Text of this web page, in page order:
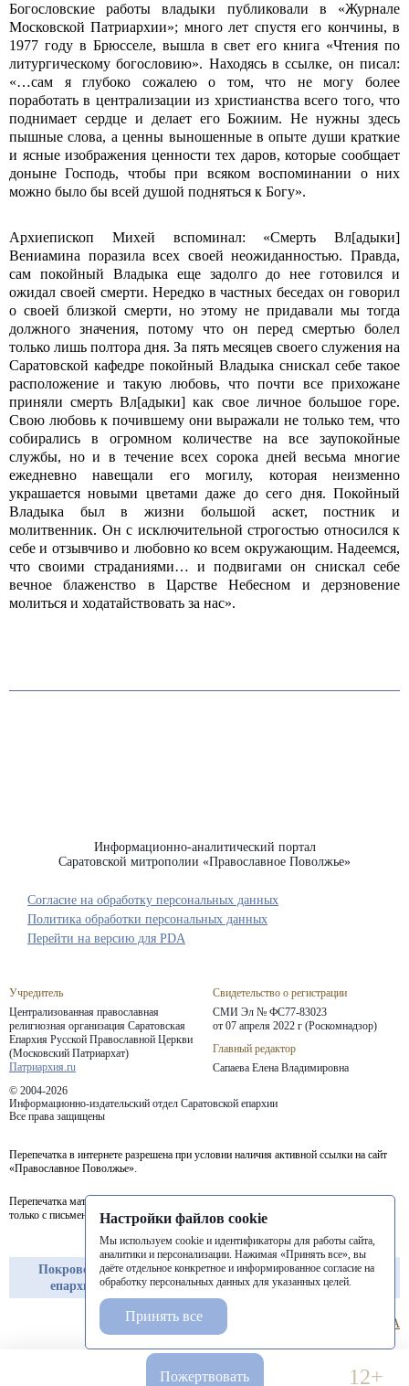
Богословские работы владыки публиковали в «Журнале
Московской Патриархии»; много лет спустя его кончины, в
1977 году в Брюсселе, вышла в свет его книга «Чтения по
литургическому богословию». Находясь в ссылке, он писал:
«…сам я глубоко сожалею о том, что не могу более
поработать в централизации из христианства всего того, что
поднимает сердце и делает его Божиим. Не нужны здесь
пышные слова, а ценны выношенные в опыте души краткие
и ясные изображения ценности тех даров, которые сообщает
доныне Господь, чтобы при всяком воспоминании о них
можно было бы всей душой подняться к Богу».
Архиепископ Михей вспоминал: «Смерть Вл[адыки]
Вениамина поразила всех своей неожиданностью. Правда,
сам покойный Владыка еще задолго до нее готовился и
ожидал своей смерти. Нередко в частных беседах он говорил
о своей близкой смерти, но этому не придавали мы тогда
должного значения, потому что он перед смертью болел
только лишь полтора дня. За пять месяцев своего служения на
Саратовской кафедре покойный Владыка снискал себе такое
расположение и такую любовь, что почти все прихожане
приняли смерть Вл[адыки] как свое личное большое горе.
Свою любовь к почившему они выражали не только тем, что
собирались в огромном количестве на все заупокойные
службы, но и в течение всех сорока дней весьма многие
ежедневно навещали его могилу, которая неизменно
украшается новыми цветами даже до сего дня. Покойный
Владыка был в жизни большой аскет, постник и
молитвенник. Он с исключительной строгостью относился к
себе и отзывчиво и любовно ко всем окружающим. Надеемся,
что своими страданиями… и подвигами он снискал себе
вечное блаженство в Царстве Небесном и дерзновение
молиться и ходатайствовать за нас».
Информационно-аналитический портал
Саратовской митрополии «Православное Поволжье»
Учредитель
Централизованная православная
религиозная организация Саратовская
Епархия Русской Православной Церкви
(Московский Патриархат)
Патриархия.ru
Свидетельство о регистрации
СМИ Эл № ФС77-83023
от 07 апреля 2022 г (Роскомнадзор)
Главный редактор
Сапаева Елена Владимировна
© 2004-2026
Информационно-издательский отдел Саратовской епархии
Все права защищены
Согласие на обработку персональных данных
Политика обработки персональных данных
Перепечатка в интернете разрешена при условии наличия активной ссылки на сайт
«Православное Поволжье».
Перепечатка материалов портала в печатных изданиях (книгах, прессе) возможна
только с письменного разрешения редакции.
Покровская
епархия
Балашовская
епархия
Балаковская
епархия
Перейти на версию для PDA
Пожертвовать 12+
Настройки файлов cookie
Мы используем cookie и идентификаторы для работы сайта,
аналитики и персонализации. Нажимая «Принять все», вы
даёте отдельное конкретное и информированное согласие на
обработку персональных данных для указанных целей.
Принять все